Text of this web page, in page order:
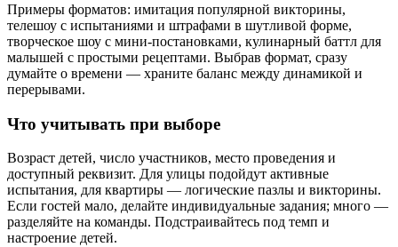
Примеры форматов: имитация популярной викторины,
телешоу с испытаниями и штрафами в шутливой форме,
творческое шоу с мини-постановками, кулинарный баттл для
малышей с простыми рецептами. Выбрав формат, сразу
думайте о времени — храните баланс между динамикой и
перерывами.
Что учитывать при выборе
Возраст детей, число участников, место проведения и
доступный реквизит. Для улицы подойдут активные
испытания, для квартиры — логические пазлы и викторины.
Если гостей мало, делайте индивидуальные задания; много —
разделяйте на команды. Подстраивайтесь под темп и
настроение детей.